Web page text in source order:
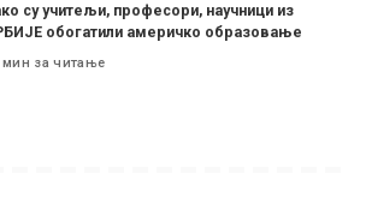
су учитељи, професори, научници из
обогатили америчко образовање
мин за читање